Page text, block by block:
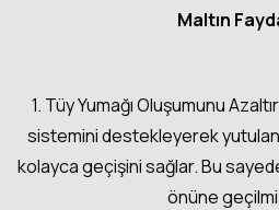
Maltın
1. Tüy Yumağı Oluşumunu
sistemini destekleyerek
kolayca geçişini sağlar. Bu
önüne